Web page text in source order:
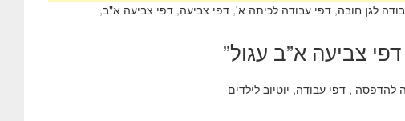
לגן חובה, דפי עבודה לכיתה א', דפי צביעה, דפי צביעה א"ב,
צביעה א”ב עגול”
, דפי עבודה, יוטיוב לילדים